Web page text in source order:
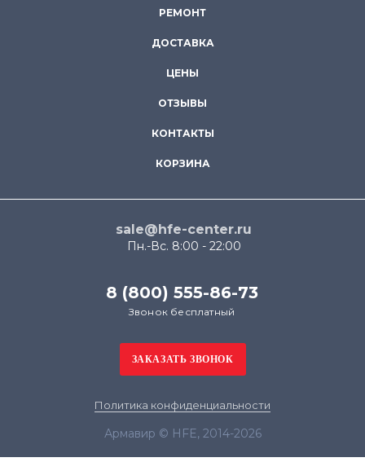
РЕМОНТ
ДОСТАВКА
ЦЕНЫ
ОТЗЫВЫ
КОНТАКТЫ
КОРЗИНА
sale@hfe-center.ru
Пн.-Вс. 8:00 - 22:00
8 (800) 555-86-73
Звонок бесплатный
Политика конфиденциальности
Армавир © HFE, 2014-2026